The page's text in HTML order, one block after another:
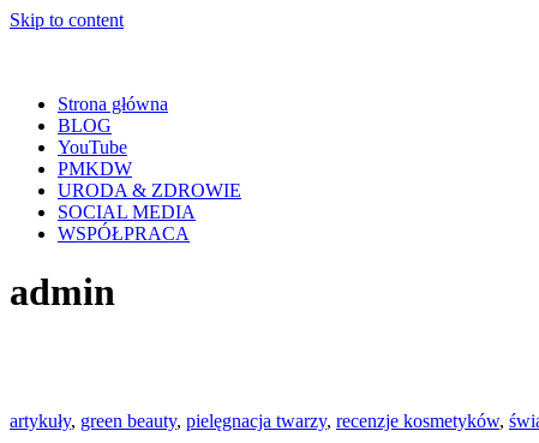
Skip to content
Strona główna
BLOG
YouTube
PMKDW
URODA & ZDROWIE
SOCIAL MEDIA
WSPÓŁPRACA
admin
artykuły, green beauty, pielęgnacja twarzy, recenzje kosmetyków,